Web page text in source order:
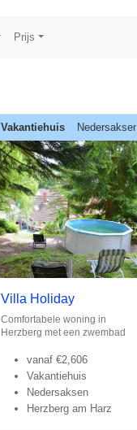
Prijs
Vakantiehuis Nedersaksen
Villa Holiday
Comfortabele woning in
Herzberg met een zwembad
vanaf€2,606
Vakantiehuis
Nedersaksen
Herzberg am Harz